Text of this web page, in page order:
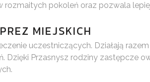
pokoleń oraz pozwala
MIEJSKICH
uczestniczących. Działają
Przasnysz rodziny zastępcze